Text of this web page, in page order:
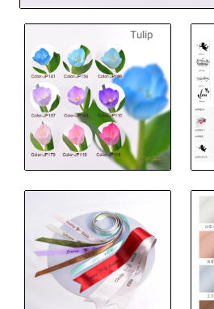
Out Of Stock